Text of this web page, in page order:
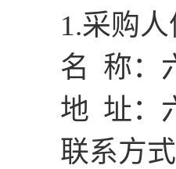
1.采购
名 称：
地 址：
联系方式